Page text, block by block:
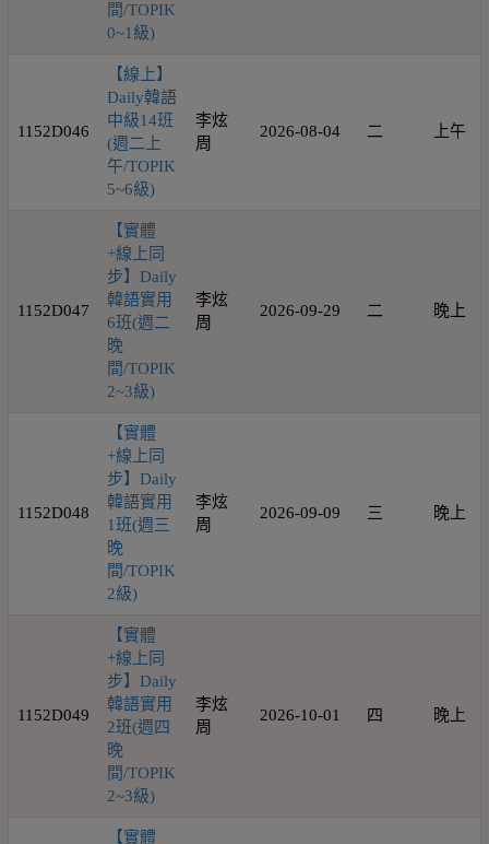
間/TOPIK
0~1級)
1152D046
【線上】
Daily韓語
中級14班
(週二上
午/TOPIK
5~6級)
李炫
周
2026-08-04 二 上午
1152D047
【實體
+線上同
步】Daily
韓語實用
6班(週二
晚
間/TOPIK
2~3級)
李炫
周
2026-09-29 二 晚上
1152D048
【實體
+線上同
步】Daily
韓語實用
1班(週三
晚
間/TOPIK
2級)
李炫
周
2026-09-09 三 晚上
1152D049
【實體
+線上同
步】Daily
韓語實用
2班(週四
晚
間/TOPIK
2~3級)
李炫
周
2026-10-01 四 晚上
【實體